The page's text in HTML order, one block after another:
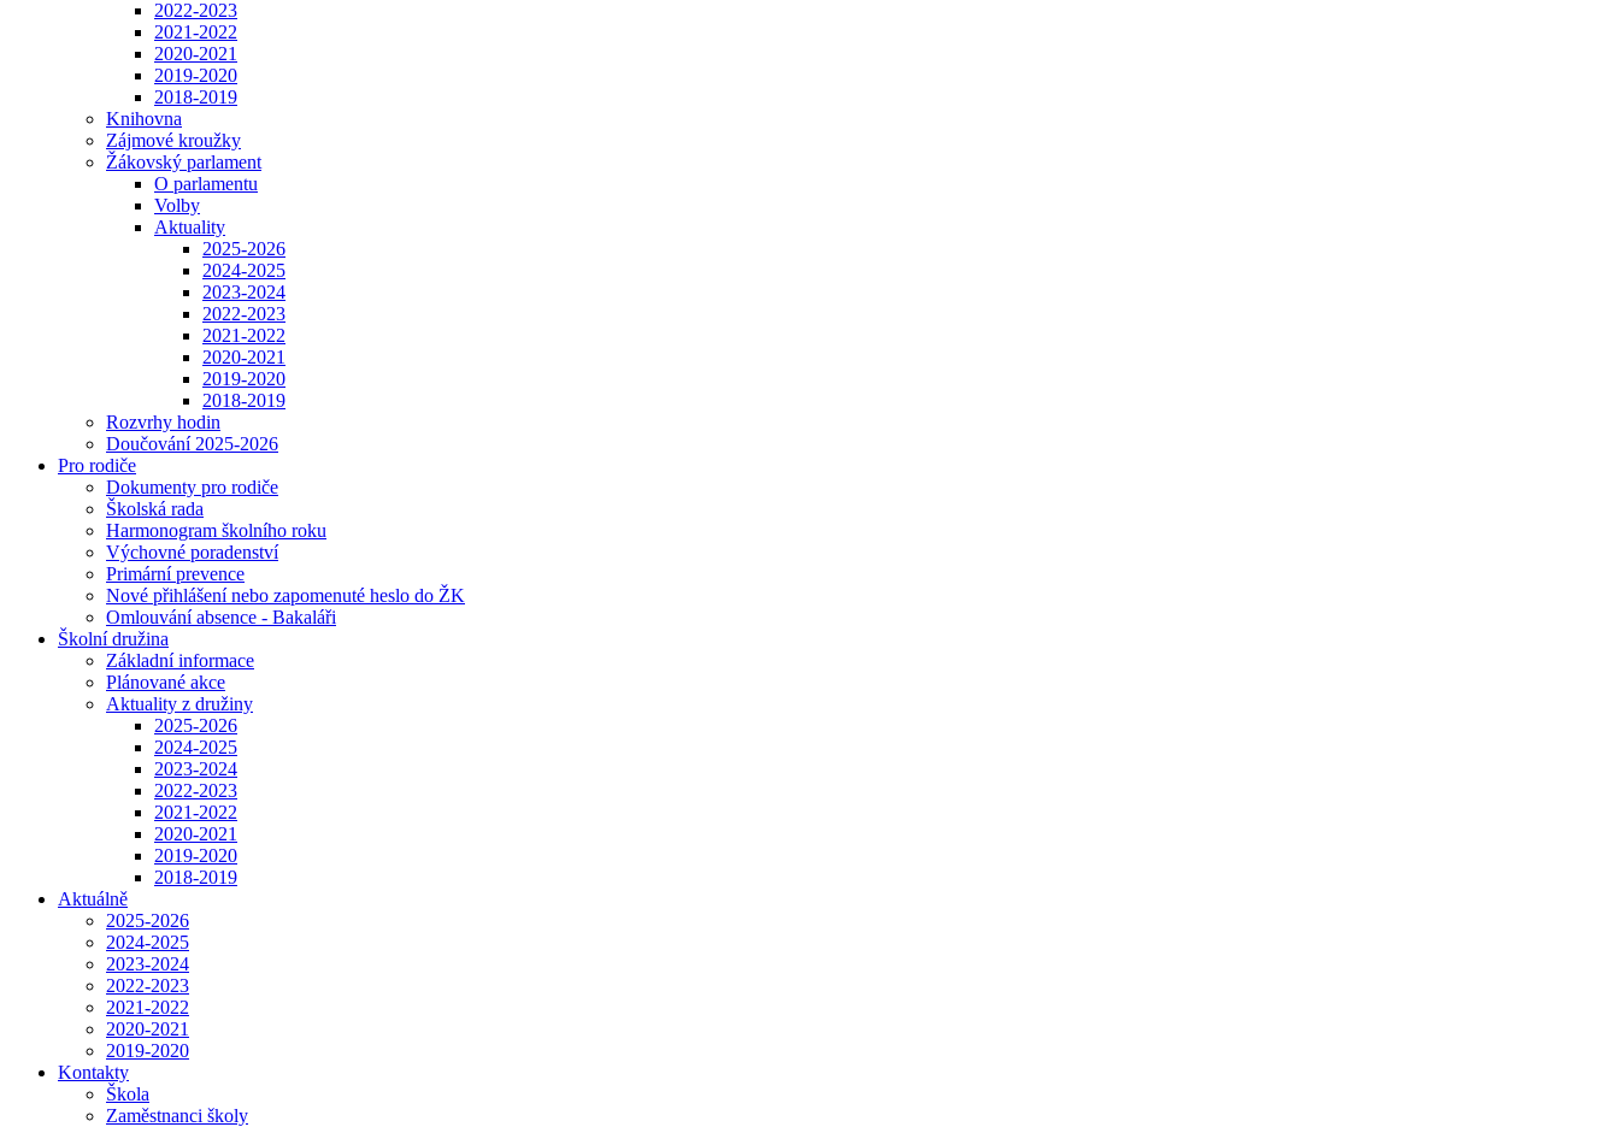
2022-2023
2021-2022
2020-2021
2019-2020
2018-2019
Knihovna
Zájmové kroužky
Žákovský parlament
O parlamentu
Volby
Aktuality
2025-2026
2024-2025
2023-2024
2022-2023
2021-2022
2020-2021
2019-2020
2018-2019
Rozvrhy hodin
Doučování 2025-2026
Pro rodiče
Dokumenty pro rodiče
Školská rada
Harmonogram školního roku
Výchovné poradenství
Primární prevence
Nové přihlášení nebo zapomenuté heslo do ŽK
Omlouvání absence - Bakaláři
Školní družina
Základní informace
Plánované akce
Aktuality z družiny
2025-2026
2024-2025
2023-2024
2022-2023
2021-2022
2020-2021
2019-2020
2018-2019
Aktuálně
2025-2026
2024-2025
2023-2024
2022-2023
2021-2022
2020-2021
2019-2020
Kontakty
Škola
Zaměstnanci školy